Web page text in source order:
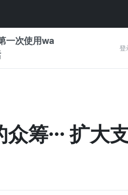
一次使用wa
登
众筹… 扩大